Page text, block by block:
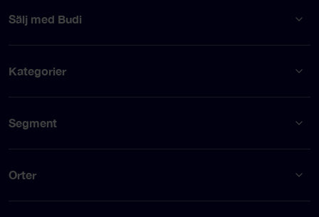
Sälj med Budi
Kategorier
Segment
Orter